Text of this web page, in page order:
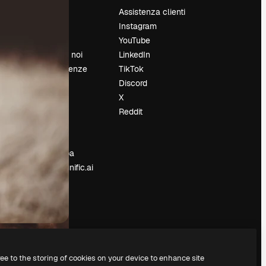
Lavora con noi
Cerca tendenze
Sala stampa
Cerchi magnific.ai
Assistenza clienti
Instagram
YouTube
LinkedIn
TikTok
Discord
X
Reddit
to the storing of cookies on your device to enhance site